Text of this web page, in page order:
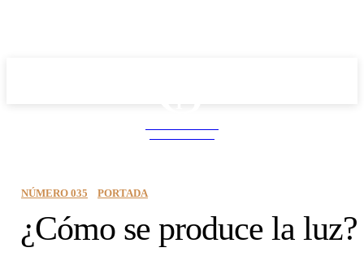
NÚMERO 035 PORTADA
¿Cómo se produce la luz?